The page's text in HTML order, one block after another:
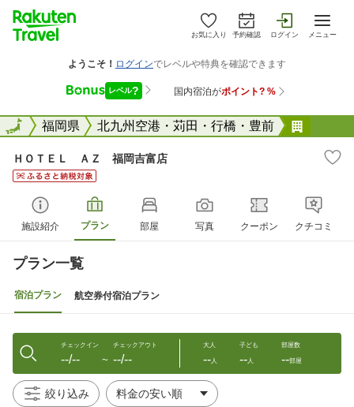
お気に入り 予約確認 ログイン メニュー
全国福岡県 北九州空港・苅田・行橋・豊前
全国
ＨＯＴＥＬ ＡＺ 福岡吉富店
施設紹介 プラン 部屋 写真 クーポン クチコミ
プラン一覧
宿泊プラン 航空券付宿泊プラン
チェックイン
--/-- 〜
チェックアウト
--/--
大人
--人
子ども
--人
部屋数
--部屋
絞り込み